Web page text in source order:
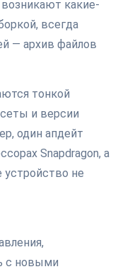
возникают какие-
всегда
— архив файлов
тонкой
и версии
один апдейт
Snapdragon, а
устройство не
с новыми